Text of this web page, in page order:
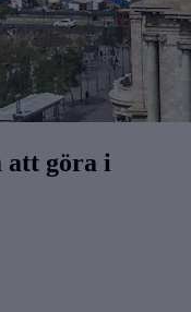
att göra i